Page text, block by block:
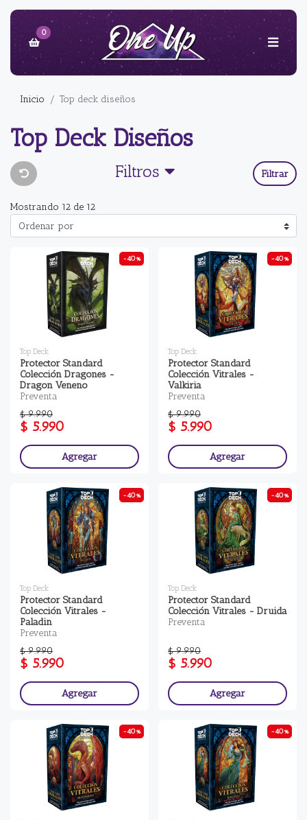
0
Inicio Top deck diseños
Top Deck Diseños
Filtros Filtrar
Mostrando 12 de 12
-40%
Top Deck
Protector Standard
Colección Dragones -
Dragon Veneno
Preventa
$ 9.990
$ 5.990
Agregar
-40%
Top Deck
Protector Standard
Colección Vitrales -
Valkiria
Preventa
$ 9.990
$ 5.990
Agregar
-40%
Top Deck
Protector Standard
Colección Vitrales -
Paladin
Preventa
$ 9.990
$ 5.990
Agregar
-40%
Top Deck
Protector Standard
Colección Vitrales - Druida
Preventa
$ 9.990
$ 5.990
Agregar
-40% -40%